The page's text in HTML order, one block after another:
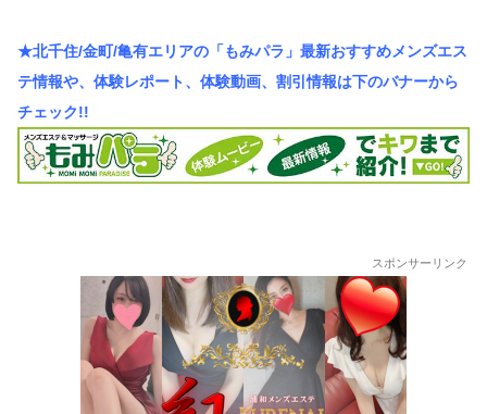
e
b
o
o
er
n
a
et
★北千住/金町/亀有エリアの「もみパラ」最新おすすめメンズエス
テ情報や、体験レポート、体験動画、割引情報は下のバナーから
チェック!!
スポンサーリンク